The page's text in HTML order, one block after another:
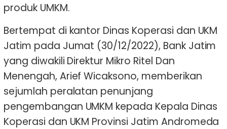
produk UMKM.
Bertempat di kantor Dinas Koperasi dan UKM
Jatim pada Jumat (30/12/2022), Bank Jatim
yang diwakili Direktur Mikro Ritel Dan
Menengah, Arief Wicaksono, memberikan
sejumlah peralatan penunjang
pengembangan UMKM kepada Kepala Dinas
Koperasi dan UKM Provinsi Jatim Andromeda